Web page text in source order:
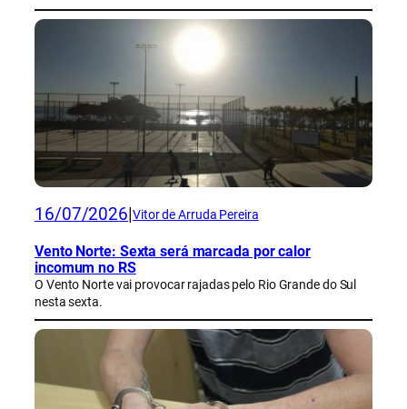
16/07/2026 Vitor de Arruda Pereira
Vento Norte: Sexta será marcada por calor
incomum no RS
O Vento Norte vai provocar rajadas pelo Rio Grande do Sul
nesta sexta.